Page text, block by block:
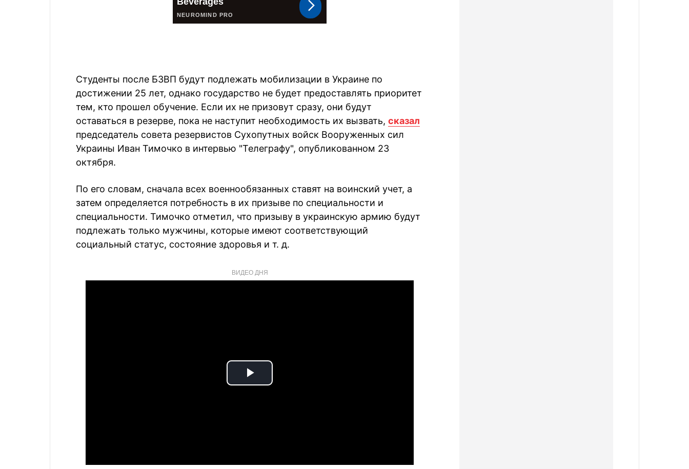
Студенты после БЗВП будут подлежать мобилизации в Украине по
достижении 25 лет, однако государство не будет предоставлять приоритет
тем, кто прошел обучение. Если их не призовут сразу, они будут
оставаться в резерве, пока не наступит необходимость их вызвать, сказал
председатель совета резервистов Сухопутных войск Вооруженных сил
Украины Иван Тимочко в интервью "Телеграфу", опубликованном 23
октября.
По его словам, сначала всех военнообязанных ставят на воинский учет, а
затем определяется потребность в их призыве по специальности и
специальности. Тимочко отметил, что призыву в украинскую армию будут
подлежать только мужчины, которые имеют соответствующий
социальный статус, состояние здоровья и т. д.
ВИДЕО ДНЯ
Play